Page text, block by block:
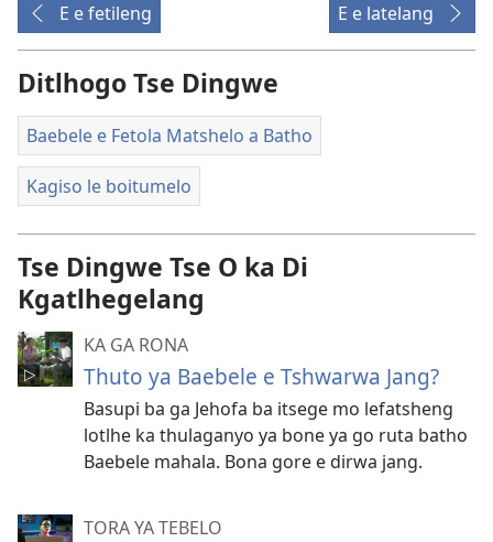
E e fetileng E e latelang
Ditlhogo Tse Dingwe
Baebele e Fetola Matshelo a Batho
Kagiso le boitumelo
Tse Dingwe Tse O ka Di
Kgatlhegelang
KA GA RONA
Thuto ya Baebele e Tshwarwa Jang?
Basupi ba ga Jehofa ba itsege mo lefatsheng
lotlhe ka thulaganyo ya bone ya go ruta batho
Baebele mahala. Bona gore e dirwa jang.
TORA YA TEBELO